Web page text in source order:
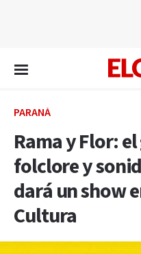
PARANÁ
Rama y Flor:
folclore y
dará un show
Cultura